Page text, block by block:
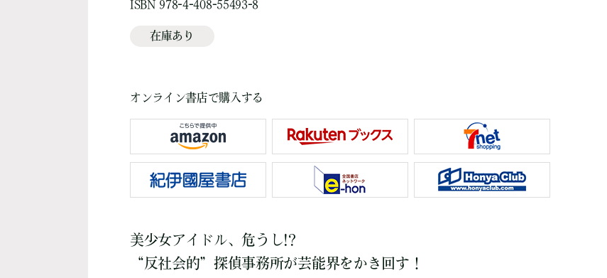
ISBN 978-4-408-55493-8
在庫あり
オンライン書店で購入する
美少女アイドル、危うし!?
“反社会的”探偵事務所が芸能界をかき回す！